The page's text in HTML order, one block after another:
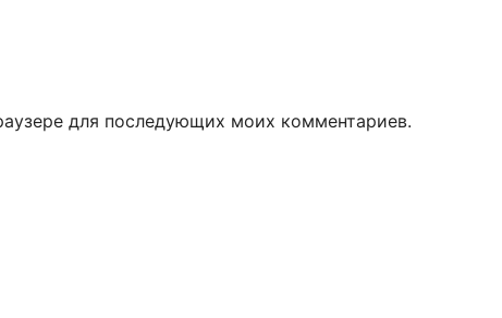
для последующих моих комментариев.